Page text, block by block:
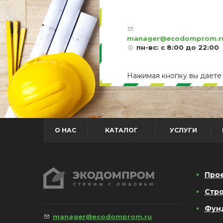
пн-вс: с 8:00 до 22:00
Нажимая кнопку вы даете
О НАС КАТАЛОГ УСЛУГИ
manager@ecodomprom.ru